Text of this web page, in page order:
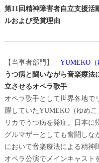
第11回精神障害者自立支援
ルおよび受賞理由
【当事者部門】 YUMEKO（
うつ病と闘いながら音楽療法
立させるオペラ歌手
オペラ歌手として世界各地で
躍していたYUMEKO（ゆめ
リカでうつ病を発症。日本に
グルマザーとしても奮闘しな
において音楽療法による精神
オペラ公演でメインキャスト